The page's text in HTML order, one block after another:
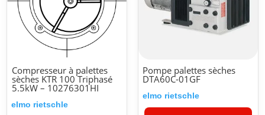
Compresseur à palettes
sèches KTR 100 Triphasé
5.5kW – 10276301HI
elmo rietschle
Pompe palettes sèches
DTA60C-01GF
elmo rietschle